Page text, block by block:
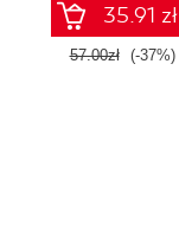
35.91 zł
57.00zł (-37%)